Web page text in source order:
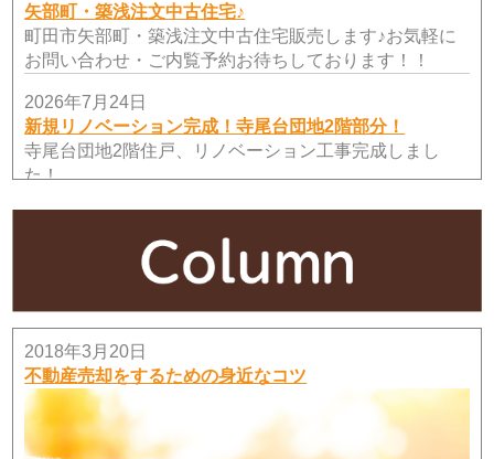
矢部町・築浅注文中古住宅♪
町田市矢部町・築浅注文中古住宅販売します♪お気軽に
お問い合わせ・ご内覧予約お待ちしております！！
2026年7月24日
新規リノベーション完成！寺尾台団地2階部分！
寺尾台団地2階住戸、リノベーション工事完成しまし
た！
サンライフ相模大野台314号室・ご成約済み♪
サンライフ相模大野台314号室・沢山のお問い合わせ・
ご内覧ありがとうございました！！お陰様で成約になり
ました♪
2026年7月10日
田園都市線！！つきみ野中古住宅販売♪
田園都市線・つきみ野中古住宅販売スタートします！！
価格：2978万円♪
2018年3月20日
不動産売却をするための身近なコツ